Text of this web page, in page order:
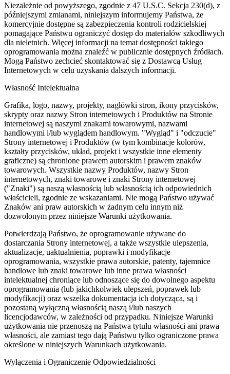
Niezależnie od powyższego, zgodnie z 47 U.S.C. Sekcja 230(d), z
późniejszymi zmianami, niniejszym informujemy Państwa, że
komercyjnie dostępne są zabezpieczenia kontroli rodzicielskiej
pomagające Państwu ograniczyć dostęp do materiałów szkodliwych
dla nieletnich. Więcej informacji na temat dostępności takiego
oprogramowania można znaleźć w publicznie dostępnych źródłach.
Mogą Państwo zechcieć skontaktować się z Dostawcą Usług
Internetowych w celu uzyskania dalszych informacji.
Własność Intelektualna
Grafika, logo, nazwy, projekty, nagłówki stron, ikony przycisków,
skrypty oraz nazwy Stron internetowych i Produktów na Stronie
internetowej są naszymi znakami towarowymi, nazwami
handlowymi i/lub wyglądem handlowym. "Wygląd" i "odczucie"
Strony internetowej i Produktów (w tym kombinacje kolorów,
kształty przycisków, układ, projekt i wszystkie inne elementy
graficzne) są chronione prawem autorskim i prawem znaków
towarowych. Wszystkie nazwy Produktów, nazwy Stron
internetowych, znaki towarowe i znaki Strony internetowej
("Znaki") są naszą własnością lub własnością ich odpowiednich
właścicieli, zgodnie ze wskazaniami. Nie mogą Państwo używać
Znaków ani praw autorskich w żadnym celu innym niż
dozwolonym przez niniejsze Warunki użytkowania.
Potwierdzają Państwo, że oprogramowanie używane do
dostarczania Strony internetowej, a także wszystkie ulepszenia,
aktualizacje, uaktualnienia, poprawki i modyfikacje
oprogramowania, wszystkie prawa autorskie, patenty, tajemnice
handlowe lub znaki towarowe lub inne prawa własności
intelektualnej chroniące lub odnoszące się do dowolnego aspektu
oprogramowania (lub jakichkolwiek ulepszeń, poprawek lub
modyfikacji) oraz wszelka dokumentacja ich dotycząca, są i
pozostaną wyłączną własnością naszą i/lub naszych
licencjodawców, w zależności od przypadku. Niniejsze Warunki
użytkowania nie przenoszą na Państwa tytułu własności ani prawa
własności, ale zamiast tego dają Państwu tylko ograniczone prawa
określone w niniejszych Warunkach użytkowania.
Wyłączenia i Ograniczenie Odpowiedzialności